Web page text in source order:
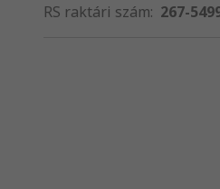
RS raktári szám: 267-